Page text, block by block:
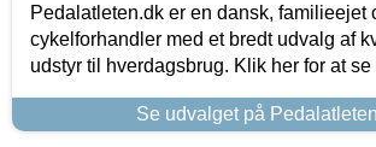
Pedalatleten.dk er en dansk, familieejet
cykelforhandler med et bredt udvalg af
udstyr til hverdagsbrug. Klik her for at
Se udvalget på